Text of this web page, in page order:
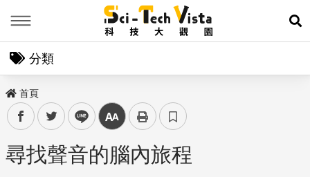
展
分類
首頁
facebooktwitter line 中
尋找聲音的腦內旅程